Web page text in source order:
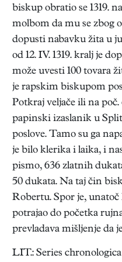
biskup obratio se 1319.
molbom da mu se zbog
dopusti nabavku žita u
od 12. IV. 1319. kralj je
može uvesti 100 tovara
je rapskim biskupom
Potkraj veljače ili na poč.
papinski izaslanik u
poslove. Tamo su ga
je bilo klerika i laika, i
pismo, 636 zlatnih
50 dukata. Na taj čin
Robertu. Spor je,
potrajao do početka
prevladava mišljenje da
LIT.: Series